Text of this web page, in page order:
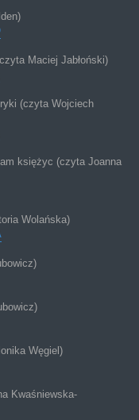
Maciej Jabłoński)
(czyta Wojciech
księżyc (czyta Joanna
Wolańska)
Węgiel)
Kwaśniewska-